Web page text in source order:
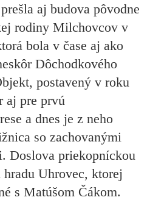
aj budova pôvodne
rodiny Milchovcov v
bola v čase aj ako
Dôchodkového
postavený v roku
aj pre prvú
a dnes je z neho
so zachovanými
Doslova priekopníckou
Uhrovec, ktorej
s Matúšom Čákom.